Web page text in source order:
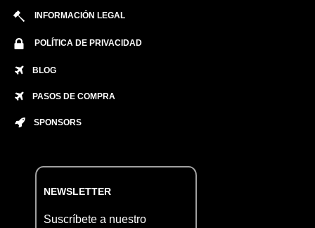
INFORMACIÓN LEGAL
POLÍTICA DE PRIVACIDAD
BLOG
PASOS DE COMPRA
SPONSORS
NEWSLETTER
Suscríbete a nuestro